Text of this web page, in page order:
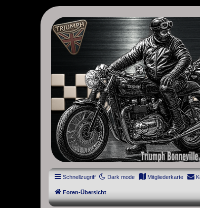
thruxton-
DAS FORUM! Alles rund um die Triumph Modern
Street Cup, America und Speedmaster.
Schnellzugriff Dark mode Mitgliederkarte
Foren-Übersicht